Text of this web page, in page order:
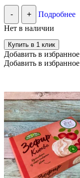
- +
Подробнее
Нет в наличии
Купить в 1 клик
Добавить в избранное
Добавить в избранное